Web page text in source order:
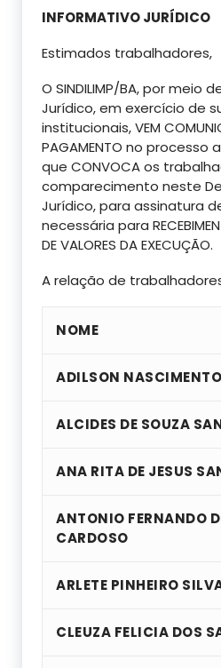
INFORMATIVO JURÍDICO
Estimados trabalhadores,
O SINDILIMP/BA, por meio
Jurídico, em exercício de
institucionais, VEM
PAGAMENTO no
que CONVOCA os
comparecimento neste
Jurídico, para assinatura
necessária para
DE VALORES DA EXECUÇÃO.
A relação de
NOME
ADILSON
ALCIDES DE SOUZA
ANA RITA DE JESUS
ANTONIO FERNANDO
CARDOSO
ARLETE PINHEIRO
CLEUZA FELICIA DOS